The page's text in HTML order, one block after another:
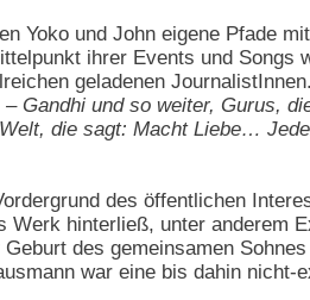
Yoko und John eigene Pfade
ihrer Events und
geladenen
Gandhi und so weiter, Gurus,
die sagt: Macht Liebe…
des öffentlichen
Werk hinterließ, unter anderem
des gemeinsamen
war eine bis dahin